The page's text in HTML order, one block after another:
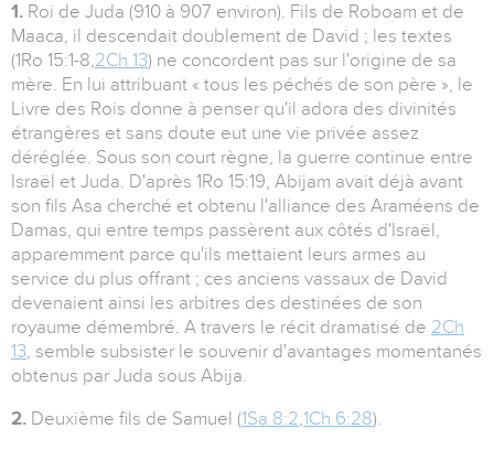
1. Roi de Juda (910 à 907 environ). Fils de Roboam et de
Maaca, il descendait doublement de David ; les textes
(1Ro 15:1-8,2Ch 13) ne concordent pas sur l'origine de sa
mère. En lui attribuant « tous les péchés de son père », le
Livre des Rois donne à penser qu'il adora des divinités
étrangères et sans doute eut une vie privée assez
déréglée. Sous son court règne, la guerre continue entre
Israël et Juda. D'après 1Ro 15:19, Abijam avait déjà avant
son fils Asa cherché et obtenu l'alliance des Araméens de
Damas, qui entre temps passèrent aux côtés d'Israël,
apparemment parce qu'ils mettaient leurs armes au
service du plus offrant ; ces anciens vassaux de David
devenaient ainsi les arbitres des destinées de son
royaume démembré. A travers le récit dramatisé de 2Ch
13, semble subsister le souvenir d'avantages momentanés
obtenus par Juda sous Abija.
2. Deuxième fils de Samuel (1Sa 8:2,1Ch 6:28).